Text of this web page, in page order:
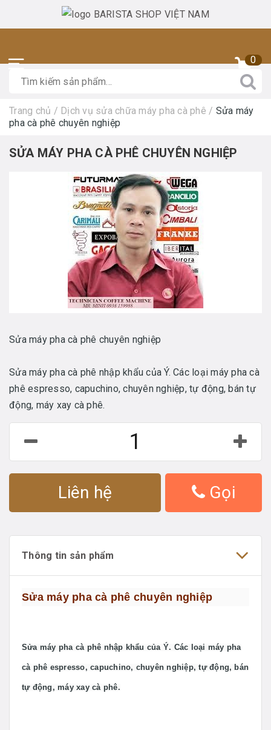
0
Trang chủ / Dịch vụ sửa chữa máy pha cà phê / Sửa máy
pha cà phê chuyên nghiệp
SỬA MÁY PHA CÀ PHÊ CHUYÊN NGHIỆP
Sửa máy pha cà phê chuyên nghiệp
Sửa máy pha cà phê nhập khẩu của Ý. Các loại máy pha cà
phê espresso, capuchino, chuyên nghiệp, tự động, bán tự
động, máy xay cà phê.
Liên hệ Gọi
Thông tin sản phẩm
Sửa máy pha cà phê chuyên nghiệp
Sửa máy pha cà phê nhập khẩu của Ý. Các loại máy pha
cà phê espresso, capuchino, chuyên nghiệp, tự động, bán
tự động, máy xay cà phê.